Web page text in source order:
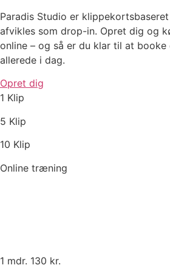
Paradis Studio er
afvikles som drop-in. Opret dig og
online – og så er du klar til at
allerede i dag.
Opret dig
1 Klip
5 Klip
10 Klip
Online træning
1 mdr. 130 kr.